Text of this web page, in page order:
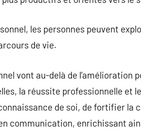
les personnes peuvent
de vie.
vont au-delà de l’amélioration
la réussite professionnelle et
de soi, de fortifier la
communication, enrichissant